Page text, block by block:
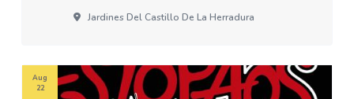
Jardines Del Castillo De La Herradura
Aug
22